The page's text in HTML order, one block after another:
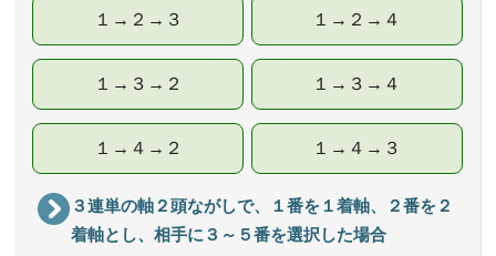
１→２→３ １→２→４
１→３→２ １→３→４
１→４→２ １→４→３
３連単の軸２頭ながしで、１番を１着軸、２番を２
着軸とし、相手に３～５番を選択した場合